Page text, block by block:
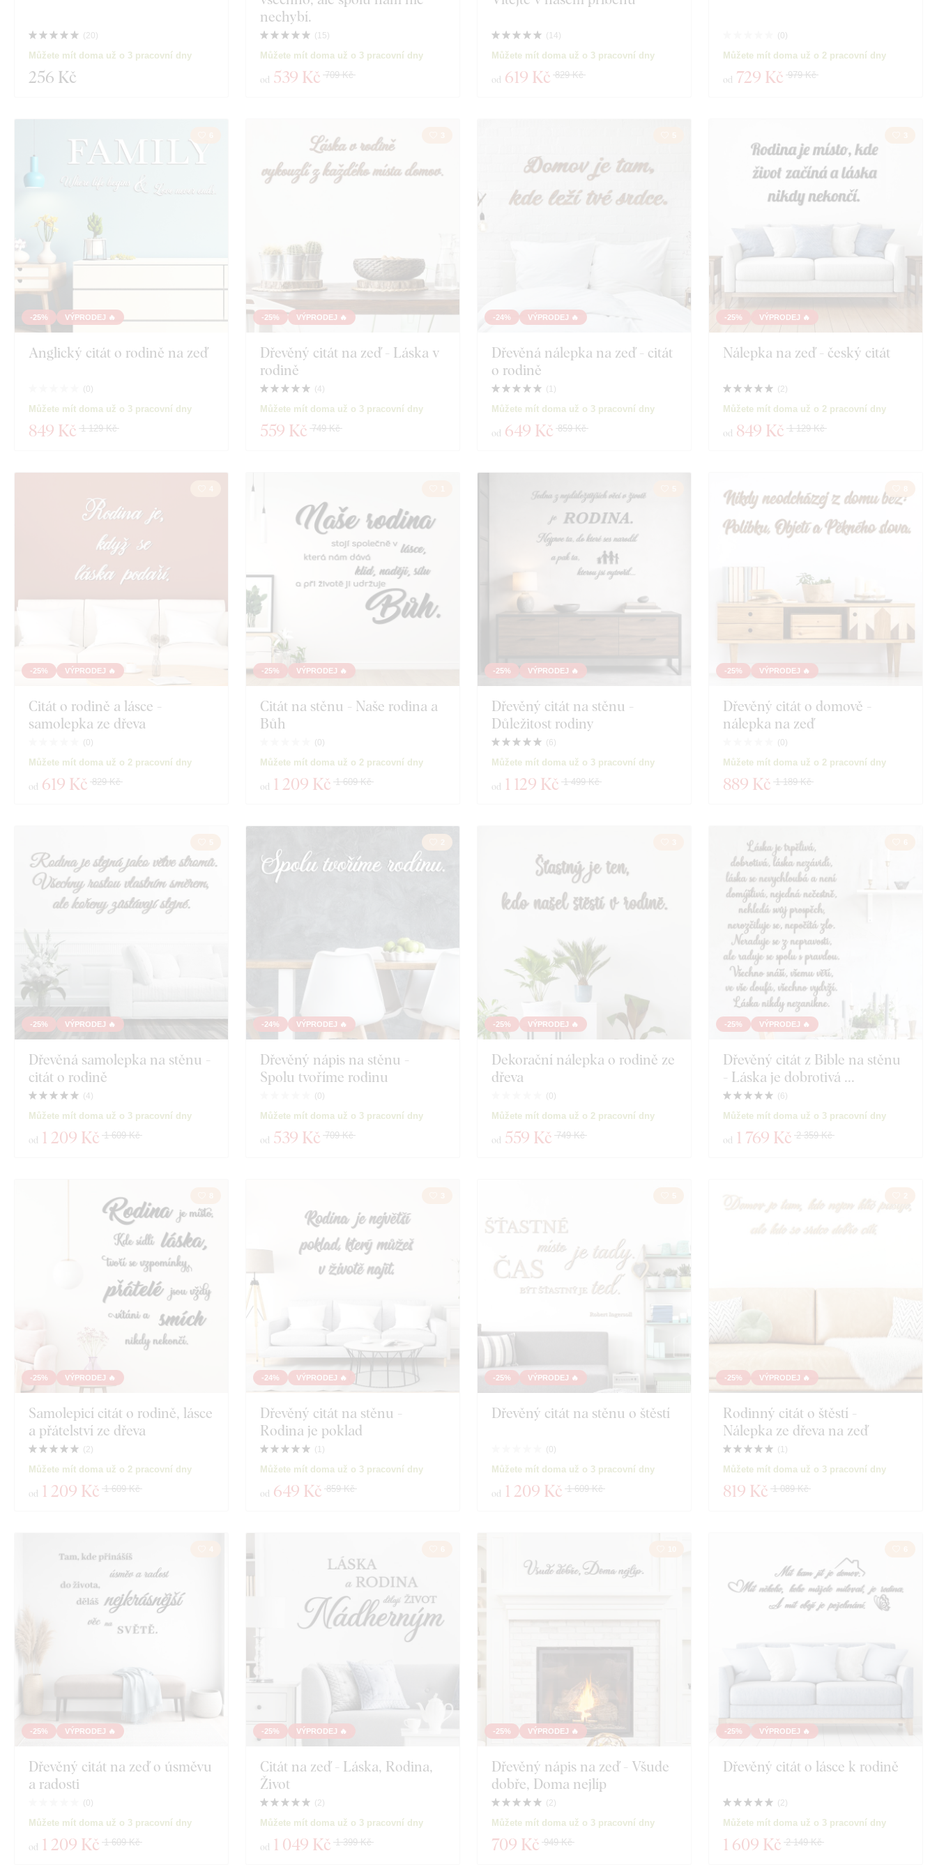
Hloubka
Zobrazit 29 produktů
(20)
Můžete mít doma už o 3 pracovní dny
256 Kč
nechybí.
(15)
Můžete mít doma už o 3 pracovní dny
od 539 Kč 709 Kč
(14 )
Můžete mít doma už o 3 pracovní dny
od 619 Kč 829 Kč
( 0)
Můžete mít doma už o 2 pracovní dny
od 729 Kč 979 Kč
-25% VÝPRODEJ 🔥
Anglický citát o rodině na zeď
( 0)
Můžete mít doma už o 3 pracovní dny
849 Kč 1 129 Kč
-25% VÝPRODEJ 🔥
Dřevěný citát na zeď - Láska v
rodině
(4 )
Můžete mít doma už o 3 pracovní dny
559 Kč 749 Kč
-24% VÝPRODEJ 🔥
Dřevěná nálepka na zeď - citát
o rodině
(1)
Můžete mít doma už o 3 pracovní dny
od 649 Kč 859 Kč
-25% VÝPRODEJ 🔥
Nálepka na zeď - český citát
(2)
Můžete mít doma už o 2 pracovní dny
od 849 Kč 1 129 Kč
-25% VÝPRODEJ 🔥
Citát o rodině a lásce -
samolepka ze dřeva
( 0)
Můžete mít doma už o 2 pracovní dny
od 619 Kč 829 Kč
-25% VÝPRODEJ 🔥
Citát na stěnu - Naše rodina a
Bůh
( 0)
Můžete mít doma už o 2 pracovní dny
od 1 209 Kč 1 609 Kč
-25% VÝPRODEJ 🔥
Dřevěný citát na stěnu -
Důležitost rodiny
(6)
Můžete mít doma už o 3 pracovní dny
od 1 129 Kč 1 499 Kč
-25% VÝPRODEJ 🔥
Dřevěný citát o domově -
nálepka na zeď
( 0)
Můžete mít doma už o 2 pracovní dny
889 Kč 1 189 Kč
-25% VÝPRODEJ 🔥
Dřevěná samolepka na stěnu -
citát o rodině
(4 )
Můžete mít doma už o 3 pracovní dny
od 1 209 Kč 1 609 Kč
-24% VÝPRODEJ 🔥
Dřevěný nápis na stěnu -
Spolu tvoříme rodinu
( 0)
Můžete mít doma už o 3 pracovní dny
od 539 Kč 709 Kč
-25% VÝPRODEJ 🔥
Dekorační nálepka o rodině ze
dřeva
( 0)
Můžete mít doma už o 2 pracovní dny
od 559 Kč 749 Kč
-25% VÝPRODEJ 🔥
Dřevěný citát z Bible na stěnu
- Láska je dobrotivá ...
(6)
Můžete mít doma už o 3 pracovní dny
od 1 769 Kč 2 359 Kč
-25% VÝPRODEJ 🔥
Samolepicí citát o rodině, lásce
a přátelství ze dřeva
(2)
Můžete mít doma už o 2 pracovní dny
od 1 209 Kč 1 609 Kč
-24% VÝPRODEJ 🔥
Dřevěný citát na stěnu -
Rodina je poklad
(1)
Můžete mít doma už o 3 pracovní dny
od 649 Kč 859 Kč
-25% VÝPRODEJ 🔥
Dřevěný citát na stěnu o štěstí
( 0)
Můžete mít doma už o 3 pracovní dny
od 1 209 Kč 1 609 Kč
-25% VÝPRODEJ 🔥
Rodinný citát o štěstí -
Nálepka ze dřeva na zeď
(1)
Můžete mít doma už o 3 pracovní dny
819 Kč 1 089 Kč
-25% VÝPRODEJ 🔥
Dřevěný citát na zeď o úsměvu
a radosti
( 0)
Můžete mít doma už o 3 pracovní dny
od 1 209 Kč 1 609 Kč
-25% VÝPRODEJ 🔥
Citát na zeď - Láska, Rodina,
Život
(2)
Můžete mít doma už o 3 pracovní dny
od 1 049 Kč 1 399 Kč
-25% VÝPRODEJ 🔥
Dřevěný nápis na zeď - Všude
dobře, Doma nejlíp
(2)
Můžete mít doma už o 3 pracovní dny
709 Kč 949 Kč
-25% VÝPRODEJ 🔥
Dřevěný citát o lásce k rodině
(2)
Můžete mít doma už o 3 pracovní dny
1 609 Kč 2 149 Kč